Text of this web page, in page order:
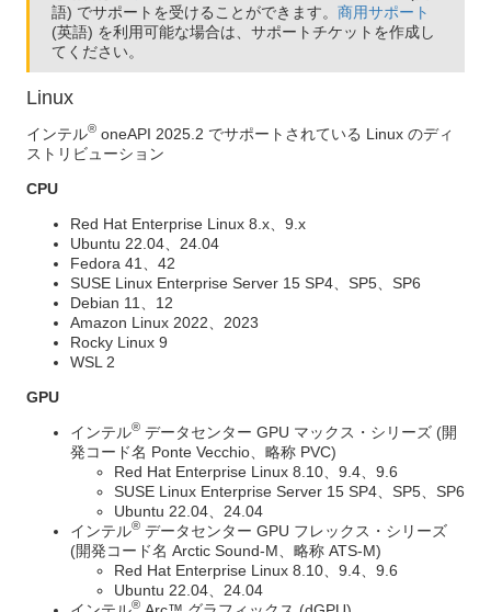
語) でサポートを受けることができます。 商用サポート
(英語) を利用可能な場合は、サポートチケットを作成し
てください。
Linux
インテル® oneAPI 2025.2 でサポートされている Linux のディ
ストリビューション
CPU
Red Hat Enterprise Linux 8.x、9.x
Ubuntu 22.04、24.04
Fedora 41、42
SUSE Linux Enterprise Server 15 SP4、SP5、SP6
Debian 11、12
Amazon Linux 2022、2023
Rocky Linux 9
WSL 2
GPU
インテル® データセンター GPU マックス・シリーズ (開
発コード名 Ponte Vecchio、略称 PVC)
Red Hat Enterprise Linux 8.10、9.4、9.6
SUSE Linux Enterprise Server 15 SP4、SP5、SP6
Ubuntu 22.04、24.04
インテル® データセンター GPU フレックス・シリーズ
(開発コード名 Arctic Sound-M、略称 ATS-M)
Red Hat Enterprise Linux 8.10、9.4、9.6
Ubuntu 22.04、24.04
®